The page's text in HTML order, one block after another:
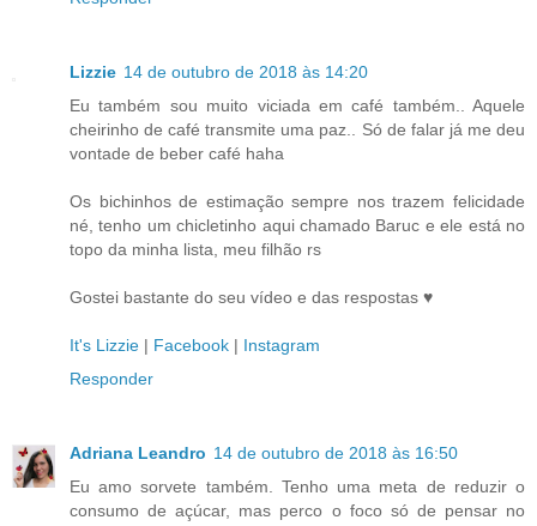
Lizzie 14 de outubro de 2018 às 14:20
Eu também sou muito viciada em café também.. Aquele
cheirinho de café transmite uma paz.. Só de falar já me deu
vontade de beber café haha
Os bichinhos de estimação sempre nos trazem felicidade
né, tenho um chicletinho aqui chamado Baruc e ele está no
topo da minha lista, meu filhão rs
Gostei bastante do seu vídeo e das respostas ♥
It's Lizzie | Facebook | Instagram
Responder
Adriana Leandro 14 de outubro de 2018 às 16:50
Eu amo sorvete também. Tenho uma meta de reduzir o
consumo de açúcar, mas perco o foco só de pensar no